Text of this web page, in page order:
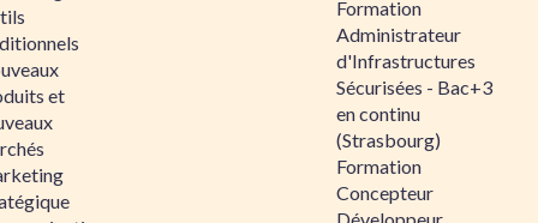
et
Formation
Administrateur
d'Infrastructures
Sécurisées - Bac+3
en continu
(Strasbourg)
Formation
Concepteur